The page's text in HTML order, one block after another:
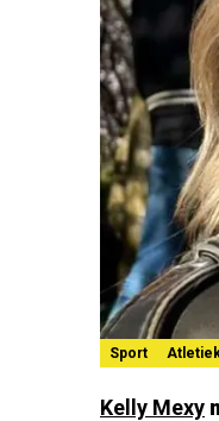
Sport
Kelly Mexy